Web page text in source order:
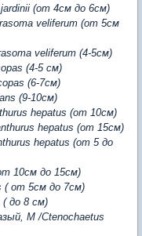
(от 4см до 6см)
veliferum (от 5см
veliferum (4-5см)
(4-5 см)
(6-7см)
(9-10см)
hepatus (от 10см)
hepatus (от 15см)
hepatus (от 5 до
10см до 15см)
( от 5см до 7см)
( до 8 см)
M /Ctenochaetus